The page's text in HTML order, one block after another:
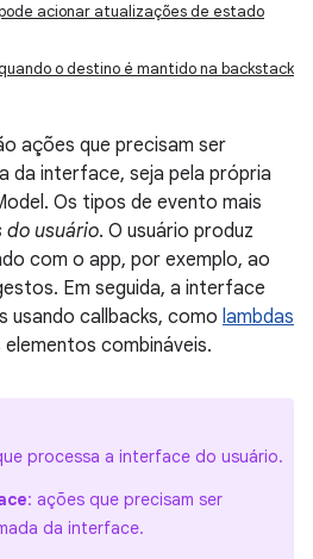
acionar atualizações de estado
o destino é mantido na backstack
ações que precisam ser
da interface, seja pela própria
Os tipos de evento mais
do usuário. O usuário produz
com o app, por exemplo, ao
Em seguida, a interface
usando callbacks, como lambdas
combináveis.
processa a interface do usuário.
: ações que precisam ser
da interface.